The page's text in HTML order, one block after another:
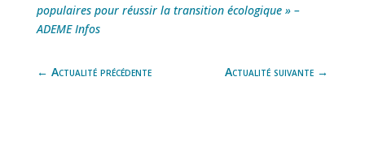
populaires pour réussir la transition écologique » –
ADEME Infos
← Actualité précédente Actualité suivante →